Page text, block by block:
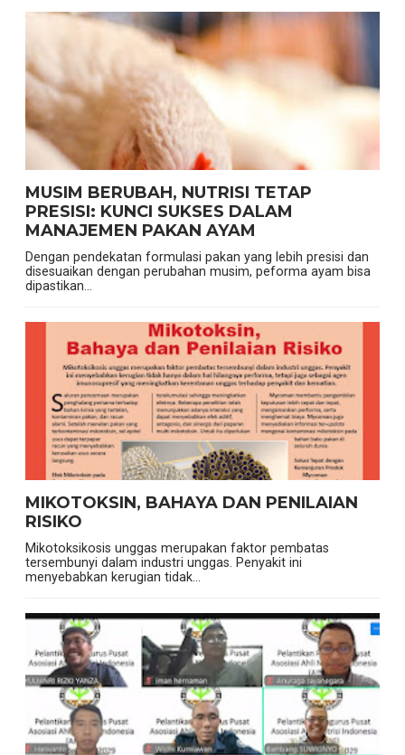
MUSIM BERUBAH, NUTRISI TETAP
PRESISI: KUNCI SUKSES DALAM
MANAJEMEN PAKAN AYAM
Dengan pendekatan formulasi pakan yang lebih presisi dan
disesuaikan dengan perubahan musim, peforma ayam bisa
dipastikan...
MIKOTOKSIN, BAHAYA DAN PENILAIAN
RISIKO
Mikotoksikosis unggas merupakan faktor pembatas
tersembunyi dalam industri unggas. Penyakit ini
menyebabkan kerugian tidak...